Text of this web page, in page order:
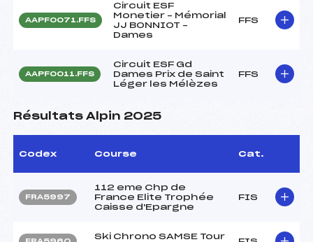
AAPF0071.FFS
Circuit ESF
Monetier – Mémorial
JJ BONNIOT –
Dames
FFS
AAPF0011.FFS
Circuit ESF Gd
Dames Prix de Saint
Léger les Mélèzes
FFS
Résultats Alpin 2025
Codex Course Cat.
FRA5997
112 eme Chp de
France Elite Trophée
Caisse d'Epargne
FIS
Ski Chrono SAMSE Tour